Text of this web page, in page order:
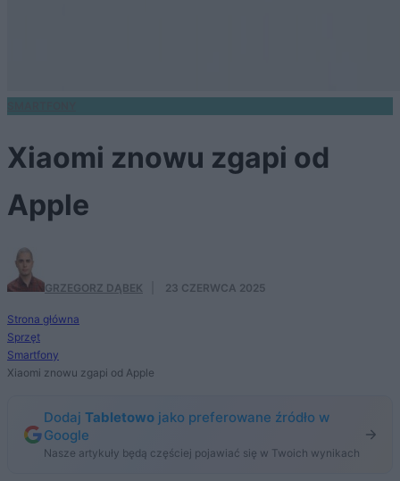
Xiaomi znowu zgapi od
Apple
GRZEGORZ DĄBEK 23 CZERWCA 2025
Strona główna
Sprzęt
Smartfony
Xiaomi znowu zgapi od Apple
Dodaj Tabletowo jako preferowane źródło w
Google
Nasze artykuły będą częściej pojawiać się w Twoich wynikach